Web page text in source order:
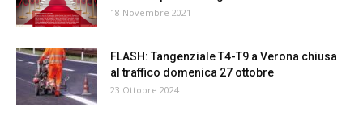
18 Novembre 2021
FLASH: Tangenziale T4-T9 a Verona chiusa
al traffico domenica 27 ottobre
23 Ottobre 2024